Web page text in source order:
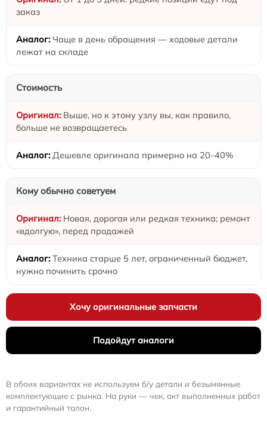
заказ
Чаще в день обращения — ходовые детали
лежат на складе
Стоимость
Выше, но к этому узлу вы, как правило,
больше не возвращаетесь
Дешевле оригинала примерно на 20–40%
Кому обычно советуем
Новая, дорогая или редкая техника; ремонт
«вдолгую», перед продажей
Техника старше 5 лет, ограниченный бюджет,
нужно починить срочно
Хочу оригинальные запчасти
Подойдут аналоги
В обоих вариантах не используем б/у детали и безымянные
комплектующие с рынка. На руки — чек, акт выполненных работ
и гарантийный талон.